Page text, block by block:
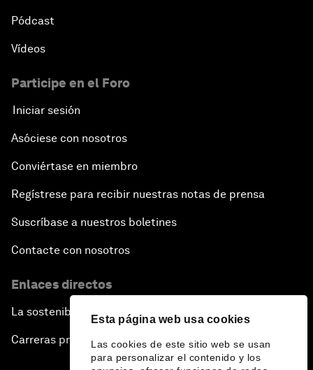
Esta página web usa cookies
Las cookies de este sitio web se usan
para personalizar el contenido y los
Pódcast
Vídeos
Participe en el Foro
Iniciar sesión
Asóciese con nosotros
Conviértase en miembro
Regístrese para recibir nuestras notas de prensa
Suscríbase a nuestros boletines
Contacte con nosotros
Enlaces directos
La sostenibilidad en el Foro
Carreras profesionales